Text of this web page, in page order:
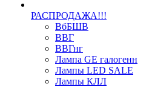
РАСПРОДАЖА!!!
ВбБШВ
ВВГ
ВВГнг
Лампа GE галогенн
Лампы LED SALE
Лампы КЛЛ